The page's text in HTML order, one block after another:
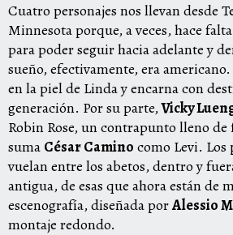
Cuatro personajes nos llevan desde
Minnesota porque, a veces, hace
para poder seguir hacia adelante y
sueño, efectivamente, era americano.
en la piel de Linda y encarna con
generación. Por su parte,Vicky
Robin Rose, un contrapunto lleno de
suma César Camino como Levi. Los
vuelan entre los abetos, dentro y
antigua, de esas que ahora están de
escenografía, diseñada porAlessio
montaje redondo.